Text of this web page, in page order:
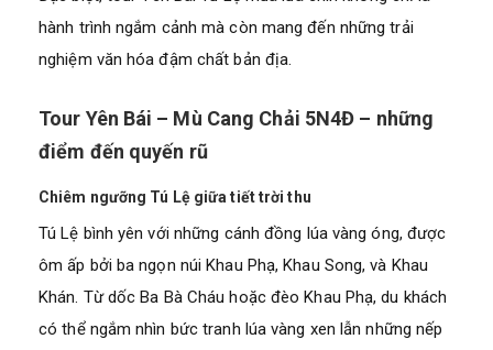
hành trình ngắm cảnh mà còn mang đến những trải
nghiệm văn hóa đậm chất bản địa.
Tour Yên Bái – Mù Cang Chải 5N4Đ – những
điểm đến quyến rũ
Chiêm ngưỡng Tú Lệ giữa tiết trời thu
Tú Lệ bình yên với những cánh đồng lúa vàng óng, được
ôm ấp bởi ba ngọn núi Khau Phạ, Khau Song, và Khau
Khán. Từ dốc Ba Bà Cháu hoặc đèo Khau Phạ, du khách
có thể ngắm nhìn bức tranh lúa vàng xen lẫn những nếp